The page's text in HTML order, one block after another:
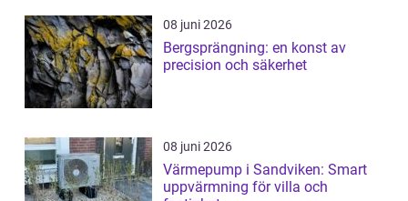
08 juni 2026
Bergsprängning: en konst av
precision och säkerhet
08 juni 2026
Värmepump i Sandviken: Smart
uppvärmning för villa och